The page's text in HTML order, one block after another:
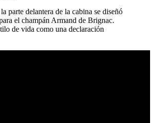
parte delantera de la cabina se diseñó
el champán Armand de Brignac.
de vida como una declaración